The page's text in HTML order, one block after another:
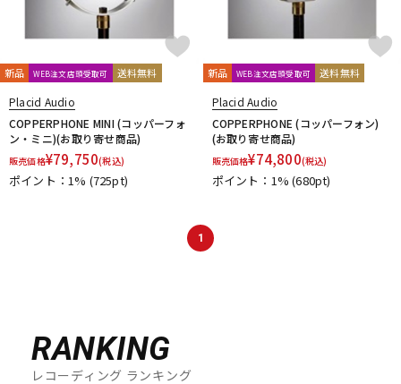
アンプ エフェクター
DJ機器 DTM
中古
新品 WEB注文店頭受取可 送料無料
Placid Audio
COPPERPHONE MINI (コッパーフォ
ン・ミニ)(お取り寄せ商品)
販売価格¥79,750(税込)
ポイント：1% (725pt)
新品 WEB注文店頭受取可 送料無料
Placid Audio
COPPERPHONE (コッパーフォン)
(お取り寄せ商品)
販売価格¥74,800(税込)
ポイント：1%(680pt)
1
RANKING
レコーディング ランキング